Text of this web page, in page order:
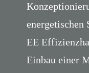
energetischen
EE
Einbau einer